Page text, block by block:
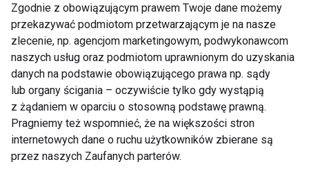
Orzeźwiające koktajle
na maślance
Maślanka i kefir nie
tylko do picia -
odżywcze maseczki z
nabiałem
Zgodnie z obowiązującym prawem Twoje dane możemy
przekazywać podmiotom przetwarzającym je na nasze
zlecenie, np. agencjom marketingowym, podwykonawcom
naszych usług oraz podmiotom uprawnionym do uzyskania
danych na podstawie obowiązującego prawa np. sądy
lub organy ścigania – oczywiście tylko gdy wystąpią
z żądaniem w oparciu o stosowną podstawę prawną.
Pragniemy też wspomnieć, że na większości stron
internetowych dane o ruchu użytkowników zbierane są
przez naszych Zaufanych parterów.